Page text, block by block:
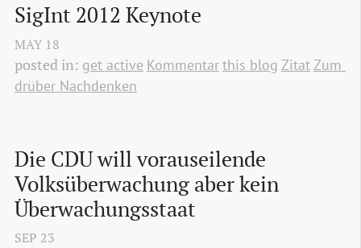
SigInt 2012 Keynote
MAY 18
posted in: get active Kommentarthis blog ZitatZum
drüber Nachdenken
Die CDU will vorauseilende
Volksüberwachung aber kein
Überwachungsstaat
SEP 23